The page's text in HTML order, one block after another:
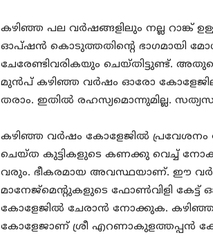
കഴിഞ്ഞ പല വർഷങ്ങളിലും നല്ല റാങ്ക്
ഓപ്ഷൻ കൊടുത്തതിന്റെ ഭാഗമായി
ചേരേണ്ടിവരികയും
മുൻപ് കഴിഞ്ഞ വർഷം ഓരോ
തരാം. ഇതിൽ രഹസ്യമൊന്നുമില്ല.
കഴിഞ്ഞ വർഷം കോളേജിൽ പ്രവേശനം
ചെയ്ത കുട്ടികളുടെ കണക്കു വെച്ച്
വരും. ഭീകരമായ അവസ്ഥയാണ്. ഈ
മാനേജ്മെന്റുകളുടെ ഫോൺവിളി കേട്ട്
കോളേജിൽ ചേരാൻ നോക്കുക. കഴിഞ്ഞ
കോളേജാണ് ശ്രീ എറണാകുളത്തപ്പൻ